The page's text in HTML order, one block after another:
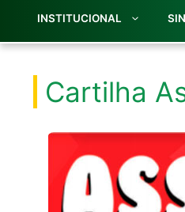
INSTITUCIONAL
Cartilha